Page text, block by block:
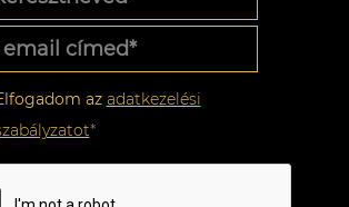
*
* az adatkezelési
*